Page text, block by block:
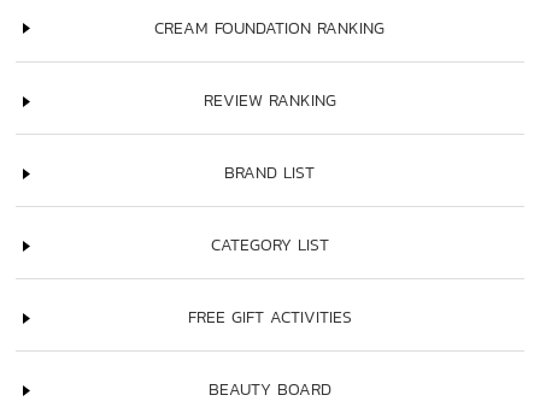
CREAM FOUNDATION RANKING
REVIEW RANKING
BRAND LIST
CATEGORY LIST
FREE GIFT ACTIVITIES
BEAUTY BOARD